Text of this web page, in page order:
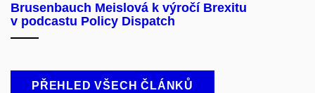
Brusenbauch Meislová k výročí Brexitu
v podcastu Policy Dispatch
PŘEHLED VŠECH ČLÁNKŮ